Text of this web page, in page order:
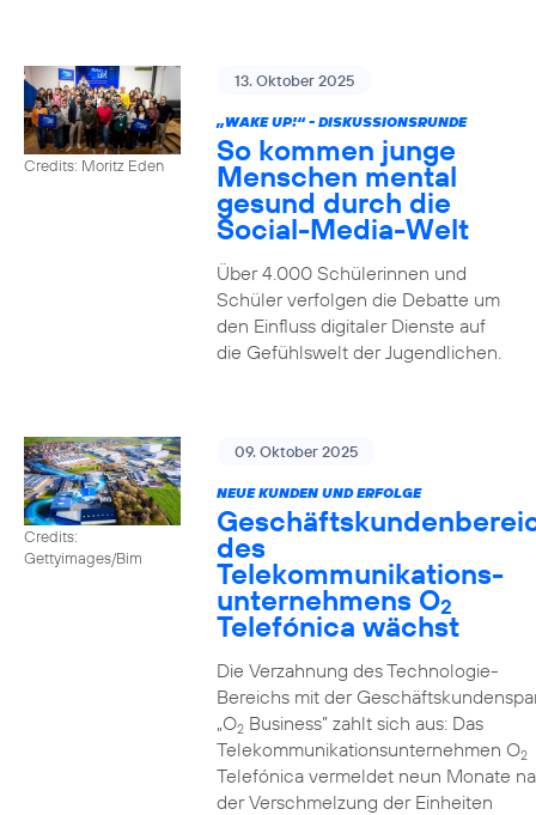
Credits: Moritz Eden
13. Oktober 2025
„WAKE UP!“ - DISKUSSIONSRUNDE
So kommen junge
Menschen mental
gesund durch die
Social-Media-Welt
Über 4.000 Schülerinnen und
Schüler verfolgen die Debatte um
den Einfluss digitaler Dienste auf
die Gefühlswelt der Jugendlichen.
Credits:
Gettyimages/Bim
09. Oktober 2025
NEUE KUNDEN UND ERFOLGE
des
Telekommunikations­
unternehmens O2
Telefónica wächst
Die Verzahnung des Technologie-
Bereichs mit der
„O2Business” zahlt sich aus: Das
Telekommunikationsunternehmen O2
Telefónica vermeldet neun Monate
der Verschmelzung der Einheiten